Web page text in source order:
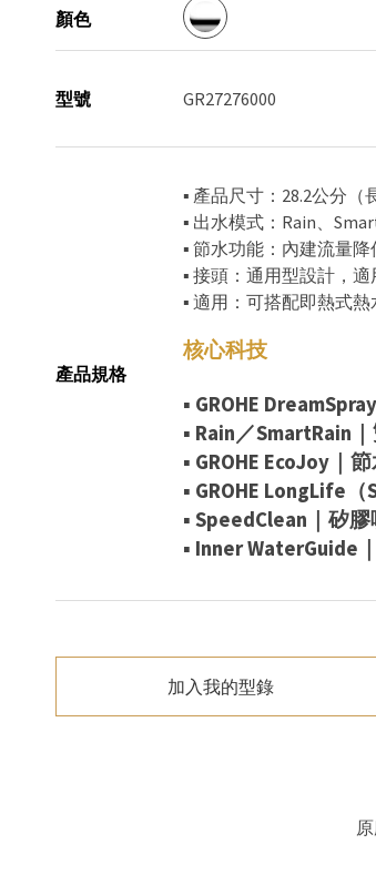
顏色
型號 GR27276000
產品規格
▪ 產品尺寸：28.2公分（
▪ 出水模式：Rain、
▪ 節水功能：內建流量降
▪ 接頭：通用型設計，
▪ 適用：可搭配即熱式
核心科技
▪ GROHE
▪ Rain／SmartRain
▪ GROHE EcoJoy｜
▪ GROHE LongLife
▪ SpeedClean｜矽
▪ Inner WaterGuide
加入我的型錄